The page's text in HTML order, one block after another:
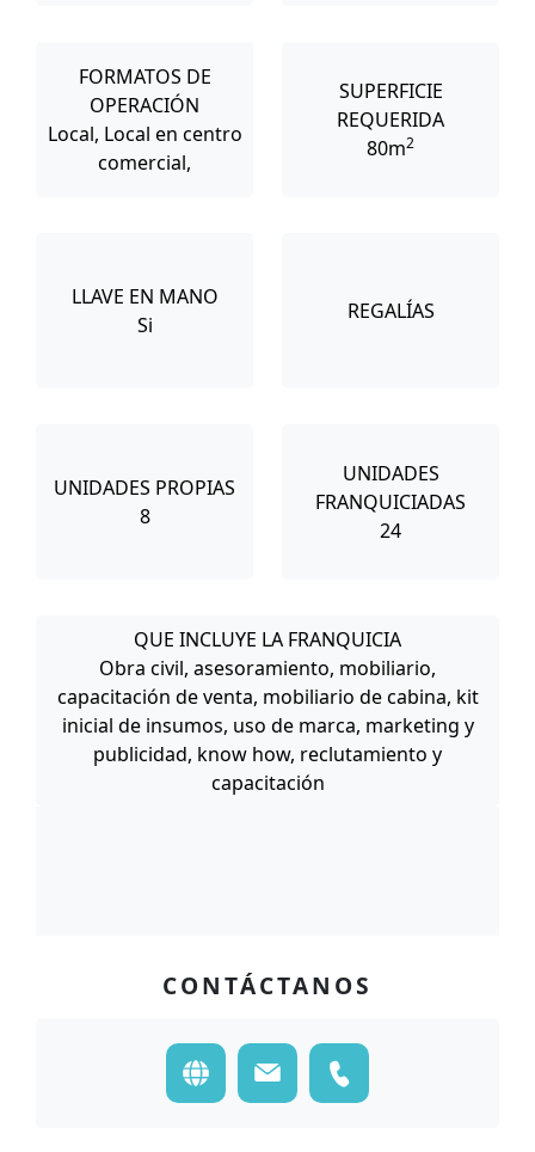
FORMATOS DE
OPERACIÓN
Local, Local en centro
comercial,
SUPERFICIE
REQUERIDA
80m2
LLAVE EN MANO
Si
REGALÍAS
UNIDADES PROPIAS
8
UNIDADES
FRANQUICIADAS
24
QUE INCLUYE LA FRANQUICIA
Obra civil, asesoramiento, mobiliario,
capacitación de venta, mobiliario de cabina, kit
inicial de insumos, uso de marca, marketing y
publicidad, know how, reclutamiento y
capacitación
CONTÁCTANOS